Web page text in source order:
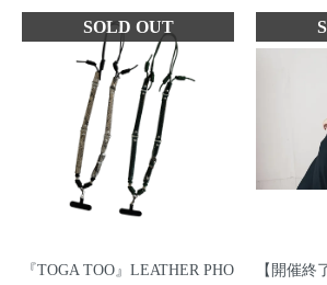
『TOGA TOO』LEATHER PHO
【開催終